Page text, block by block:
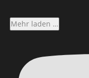
Mehr laden …